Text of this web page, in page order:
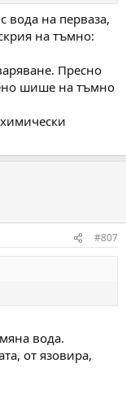
на перваза,
на тъмно:
Пресно
шише на тъмно
#807
вода.
от язовира,